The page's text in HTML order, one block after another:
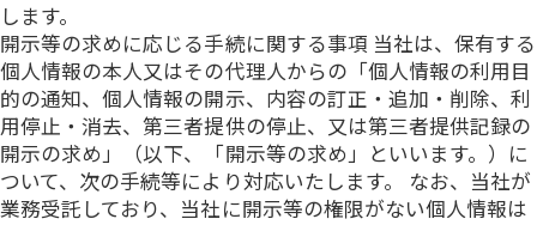
します。
開示等の求めに応じる手続に関する事項 当社は、保有する
個人情報の本人又はその代理人からの「個人情報の利用目
的の通知、個人情報の開示、内容の訂正・追加・削除、利
用停止・消去、第三者提供の停止、又は第三者提供記録の
開示の求め」（以下、「開示等の求め」といいます。）に
ついて、次の手続等により対応いたします。 なお、当社が
業務受託しており、当社に開示等の権限がない個人情報は